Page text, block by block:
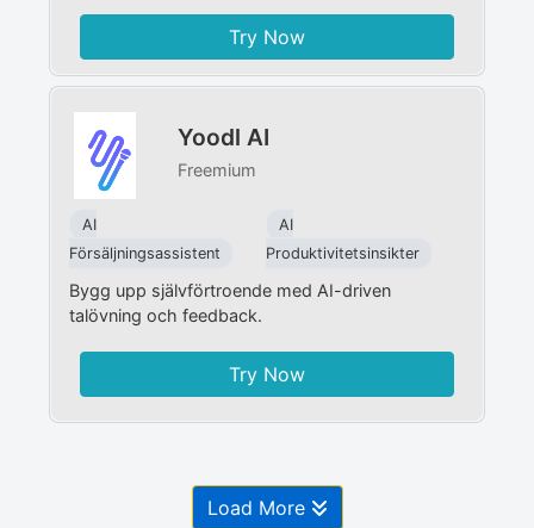
Try Now
Yoodl AI
Freemium
AI
Försäljningsassistent
AI
Produktivitetsinsikter
Bygg upp självförtroende med AI-driven
talövning och feedback.
Try Now
Load More